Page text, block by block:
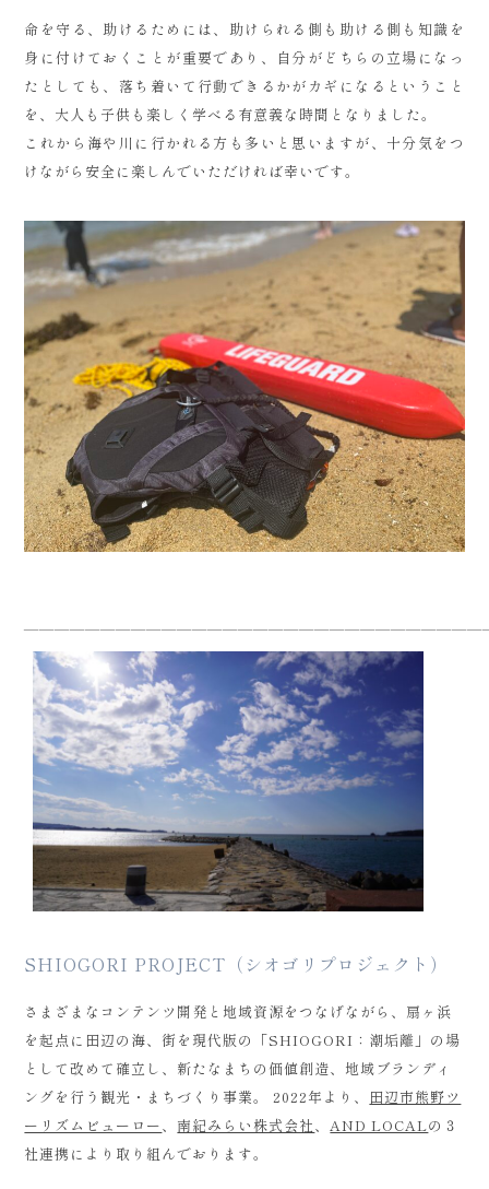
命を守る、助けるためには、助けられる側も助ける側も知識を
身に付けておくことが重要であり、自分がどちらの立場になっ
たとしても、落ち着いて行動できるかがカギになるということ
を、大人も子供も楽しく学べる有意義な時間となりました。
これから海や川に行かれる方も多いと思いますが、十分気をつ
けながら安全に楽しんでいただければ幸いです。
SHIOGORI PROJECT（シオゴリプロジェクト）
さまざまなコンテンツ開発と地域資源をつなげながら、扇ヶ浜
を起点に田辺の海、街を現代版の「SHIOGORI：潮垢離」の場
として改めて確立し、新たなまちの価値創造、地域ブランディ
ングを行う観光・まちづくり事業。 2022年より、 田辺市熊野ツ
ーリズムビューロー、 南紀みらい株式会社、 AND LOCALの３
社連携により取り組んでおります。